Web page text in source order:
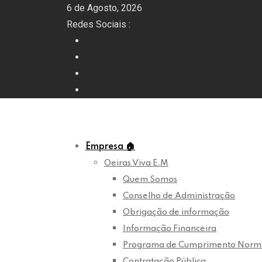
6 de Agosto, 2026
Redes Sociais :
Empresa 🏠
Oeiras Viva E.M
Quem Somos
Conselho de Administração
Obrigação de informação
Informação Financeira
Programa de Cumprimento